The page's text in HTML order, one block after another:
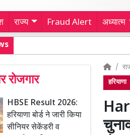
राज्य Fraud Alert अध्यात्म
रोजगार
HBSE Result 2026:
हरियाणा बोर्ड ने जारी किया
सीनियर सेकेंडरी व
हरियाणा